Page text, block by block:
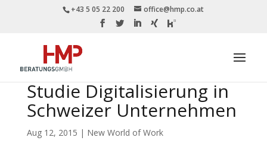
+43 5 05 22 200 office@hmp.co.at
Studie Digitalisierung in
Schweizer Unternehmen
Aug 12, 2015 | New World of Work